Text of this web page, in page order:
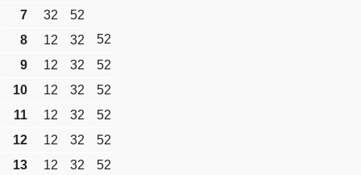
7
32
52
8
12 32
52
9
12 32
52
10
12 32
52
11
12 32
52
12
12 32
52
13
12 32
52